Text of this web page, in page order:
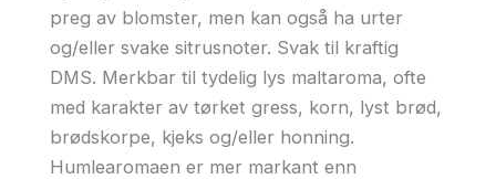
preg av blomster, men kan også ha urter
og/eller svake sitrusnoter. Svak til kraftig
DMS. Merkbar til tydelig lys maltaroma, ofte
med karakter av tørket gress, korn, lyst brød,
brødskorpe, kjeks og/eller honning.
Humlearomaen er mer markant enn